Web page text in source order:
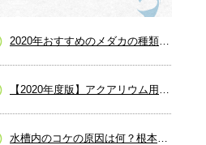
2020年おすすめのメダカの種類一覧、人気や高級メダカまで
【2020年度版】アクアリウム用品の選び方を詳しく解説
水槽内のコケの原因は何？根本的な解決策と除去の仕方